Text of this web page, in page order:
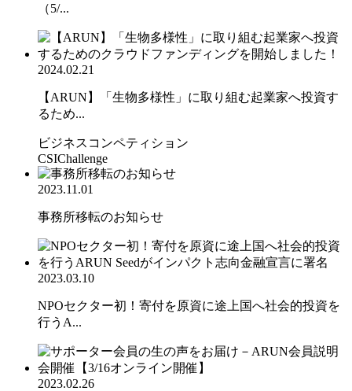
（5/...
2024.02.21
【ARUN】「生物多様性」に取り組む起業家へ投資す
るため...
ビジネスコンペティション
CSIChallenge
2023.11.01
事務所移転のお知らせ
2023.03.10
NPOセクター初！寄付を原資に途上国へ社会的投資を
行うA...
2023.02.26